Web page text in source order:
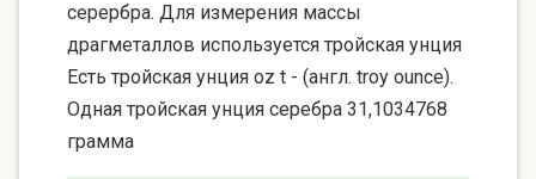
серербра. Для измерения массы
драгметаллов используется тройская унция
Есть тройская унция oz t - (англ. troy ounce).
Одная тройская унция серебра 31,1034768
грамма